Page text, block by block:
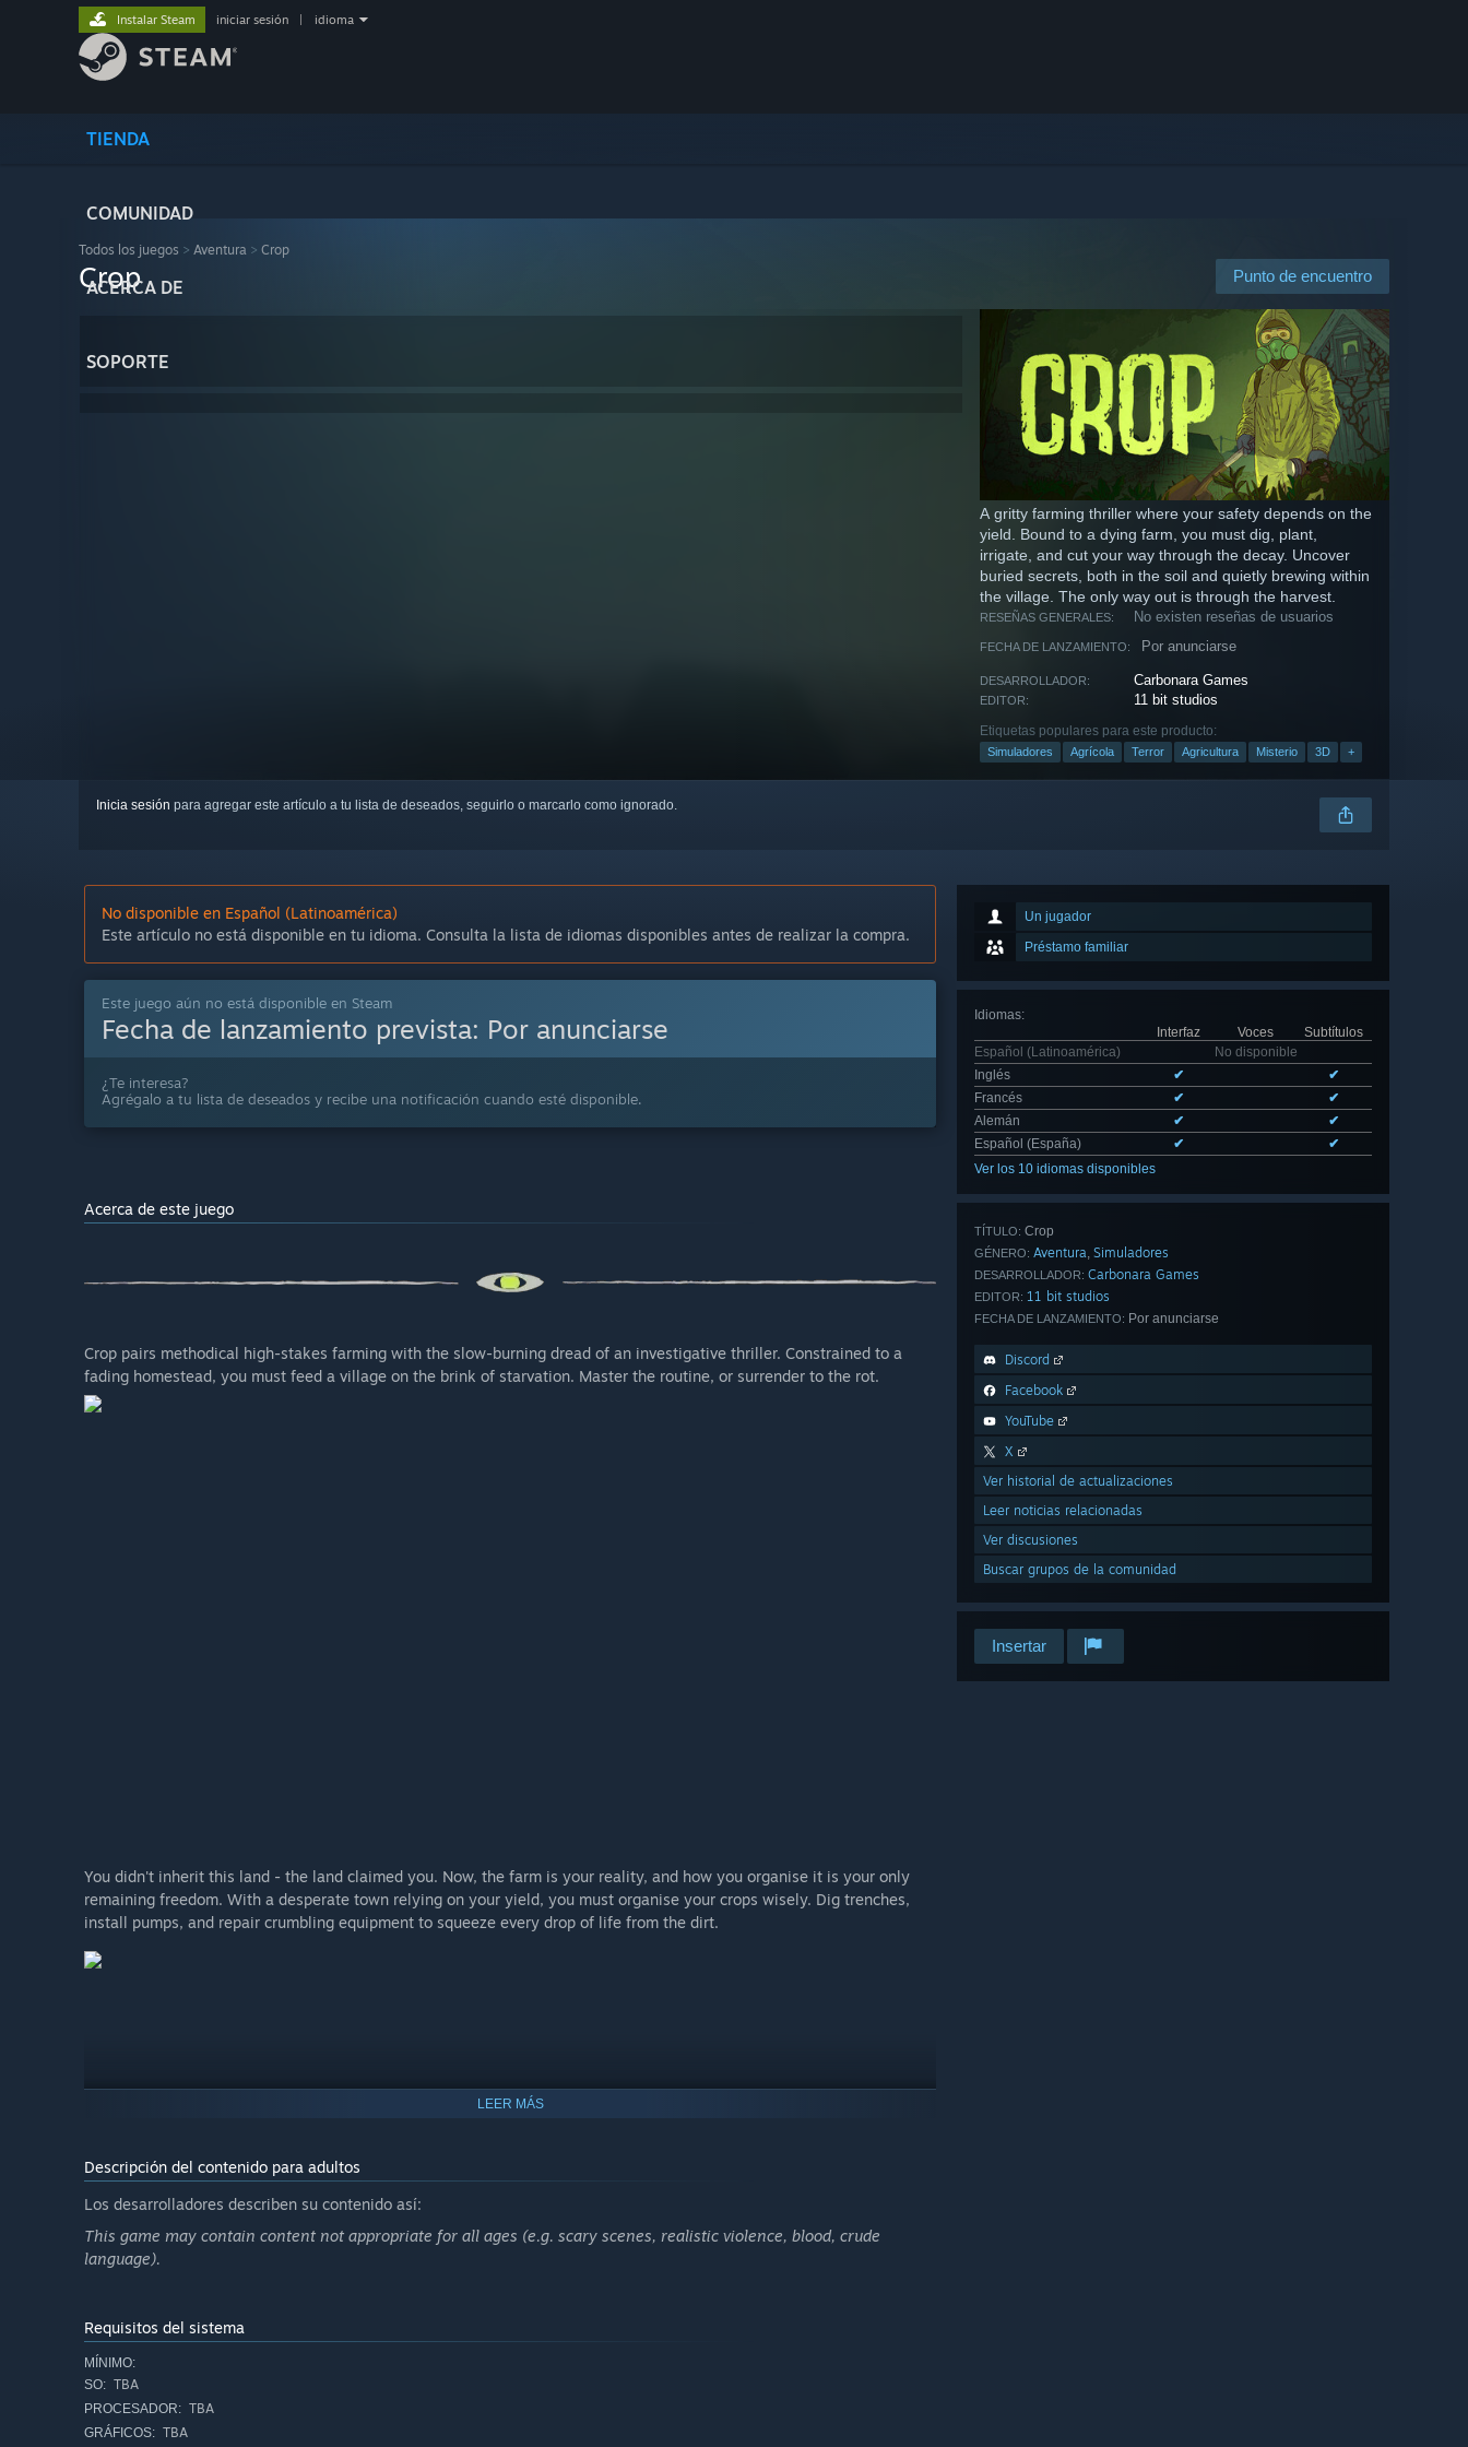
TIENDA
COMUNIDAD
ACERCA DE
SOPORTE
Instalar Steam iniciar sesión idioma
Todos los juegos > Aventura > Crop
Punto de encuentro
Crop
A gritty farming thriller where your safety depends on the
yield. Bound to a dying farm, you must dig, plant,
irrigate, and cut your way through the decay. Uncover
buried secrets, both in the soil and quietly brewing within
the village. The only way out is through the harvest.
RESEÑAS GENERALES: No existen reseñas de usuarios
FECHA DE LANZAMIENTO: Por anunciarse
DESARROLLADOR: Carbonara Games
EDITOR: 11 bit studios
Etiquetas populares para este producto:
Simuladores Agrícola Terror Agricultura Misterio 3D +
Inicia sesión para agregar este artículo a tu lista de deseados, seguirlo o marcarlo como ignorado.
Un jugador
Préstamo familiar
Idiomas:
Interfaz
Voces
Subtítulos
Español (Latinoamérica)
No disponible
Inglés
✔
✔
Francés
✔
✔
Alemán
✔
✔
Español (España)
✔
✔
Ver los 10 idiomas disponibles
TÍTULO: Crop
GÉNERO: Aventura, Simuladores
DESARROLLADOR: Carbonara Games
EDITOR: 11 bit studios
FECHA DE LANZAMIENTO: Por anunciarse
Discord
Facebook
YouTube
X
Ver historial de actualizaciones
Leer noticias relacionadas
Ver discusiones
Buscar grupos de la comunidad
Insertar
No disponible en Español (Latinoamérica)
Este artículo no está disponible en tu idioma. Consulta la lista de idiomas disponibles antes de realizar la compra.
Este juego aún no está disponible en Steam
Fecha de lanzamiento prevista: Por anunciarse
¿Te interesa?
Agrégalo a tu lista de deseados y recibe una notificación cuando esté disponible.
Acerca de este juego
Crop pairs methodical high-stakes farming with the slow-burning dread of an investigative thriller. Constrained to a
fading homestead, you must feed a village on the brink of starvation. Master the routine, or surrender to the rot.
You didn't inherit this land - the land claimed you. Now, the farm is your reality, and how you organise it is your only
remaining freedom. With a desperate town relying on your yield, you must organise your crops wisely. Dig trenches,
install pumps, and repair crumbling equipment to squeeze every drop of life from the dirt.
The small town is severed from the world, and its survival rests in your unprepared hands. The odds are stacked against
LEER MÁS
Descripción del contenido para adultos
Los desarrolladores describen su contenido así:
This game may contain content not appropriate for all ages (e.g. scary scenes, realistic violence, blood, crude
language).
Requisitos del sistema
MÍNIMO:
SO: TBA
PROCESADOR: TBA
GRÁFICOS: TBA